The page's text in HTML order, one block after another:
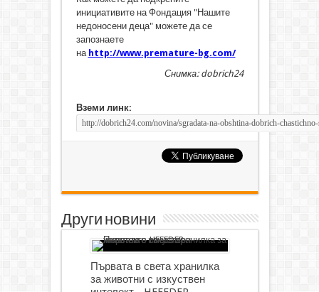
инициативите на Фондация "Нашите
недоносени деца" можете да се
запознаете
на http://www.premature-bg.com/
Снимка: dobrich24
Вземи линк:
Други новини
Първата в света хранилка
за животни с изкуствен